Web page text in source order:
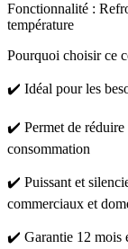
Fonctionnalité :
température
Pourquoi choisir ce
✔️ Idéal pour les
✔️ Permet de réduire
consommation
✔️ Puissant et
commerciaux et
✔️ Garantie 12 mois